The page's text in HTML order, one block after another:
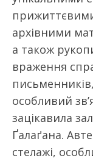
архівними
а також
враження
особливий
зацікавила
Ґалаґана.
стелажі,